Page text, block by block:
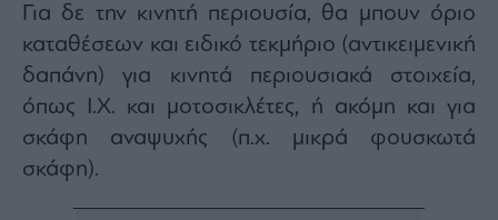
Για δε την κινητή περιουσία, θα μπουν όριο
καταθέσεων και ειδικό τεκμήριο (αντικειμενική
δαπάνη) για κινητά περιουσιακά στοιχεία,
όπως Ι.Χ. και μοτοσικλέτες, ή ακόμη και για
σκάφη αναψυχής (π.χ. μικρά φουσκωτά
σκάφη).